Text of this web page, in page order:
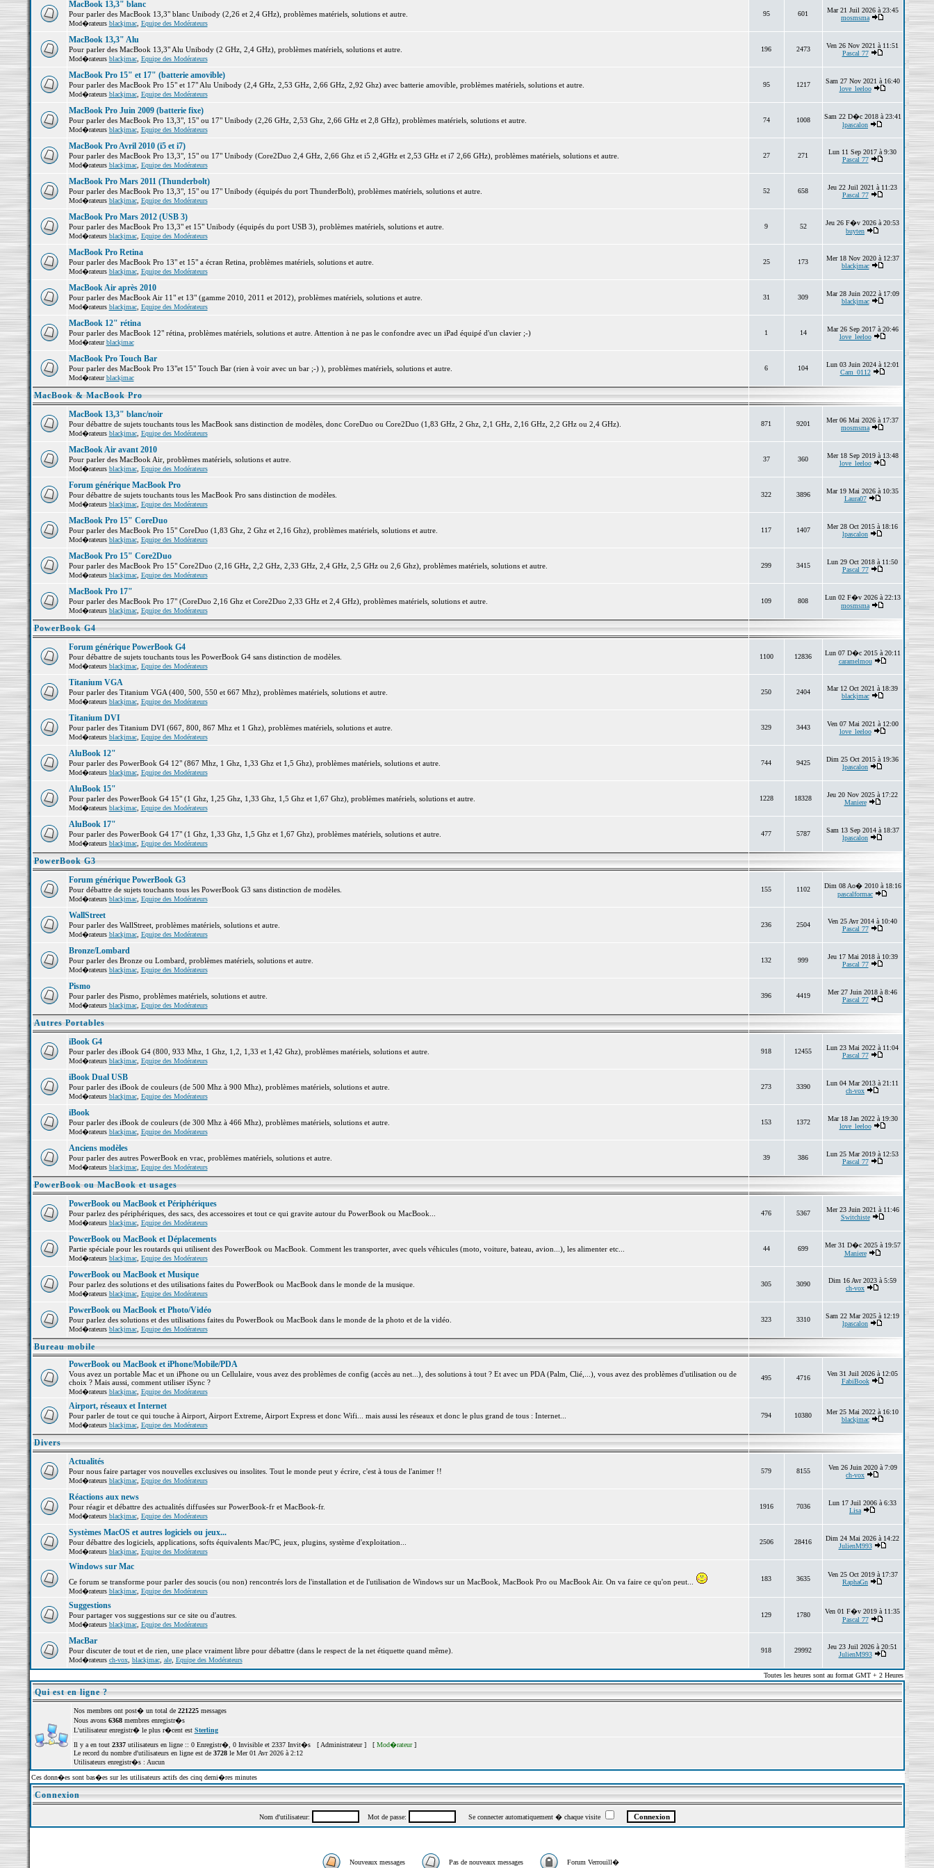
MacBook 13,3" blanc
Pour parler des MacBook 13,3" blanc Unibody (2,26 et 2,4 GHz), problèmes matériels, solutions et autre.
Mod�rateurs blackjmac, Equipe des Modérateurs
95 601
Mar 21 Juil 2026 à 23:45
mosmsma
MacBook 13,3" Alu
Pour parler des MacBook 13,3" Alu Unibody (2 GHz, 2,4 GHz), problèmes matériels, solutions et autre.
Mod�rateurs blackjmac, Equipe des Modérateurs
196 2473
Ven 26 Nov 2021 à 11:51
Pascal 77
MacBook Pro 15" et 17" (batterie amovible)
Pour parler des MacBook Pro 15" et 17" Alu Unibody (2,4 GHz, 2,53 GHz, 2,66 GHz, 2,92 Ghz) avec batterie amovible, problèmes matériels, solutions et autre.
Mod�rateurs blackjmac, Equipe des Modérateurs
95 1217
Sam 27 Nov 2021 à 16:40
love_leeloo
MacBook Pro Juin 2009 (batterie fixe)
Pour parler des MacBook Pro 13,3", 15" ou 17" Unibody (2,26 GHz, 2,53 Ghz, 2,66 GHz et 2,8 GHz), problèmes matériels, solutions et autre.
Mod�rateurs blackjmac, Equipe des Modérateurs
74 1008
Sam 22 D�c 2018 à 23:41
lpascalon
MacBook Pro Avril 2010 (i5 et i7)
Pour parler des MacBook Pro 13,3", 15" ou 17" Unibody (Core2Duo 2,4 GHz, 2,66 Ghz et i5 2,4GHz et 2,53 GHz et i7 2,66 GHz), problèmes matériels, solutions et autre.
Mod�rateurs blackjmac, Equipe des Modérateurs
27 271
Lun 11 Sep 2017 à 9:30
Pascal 77
MacBook Pro Mars 2011 (Thunderbolt)
Pour parler des MacBook Pro 13,3", 15" ou 17" Unibody (équipés du port ThunderBolt), problèmes matériels, solutions et autre.
Mod�rateurs blackjmac, Equipe des Modérateurs
52 658
Jeu 22 Juil 2021 à 11:23
Pascal 77
MacBook Pro Mars 2012 (USB 3)
Pour parler des MacBook Pro 13,3" et 15" Unibody (équipés du port USB 3), problèmes matériels, solutions et autre.
Mod�rateurs blackjmac, Equipe des Modérateurs
9 52
Jeu 26 F�v 2026 à 20:53
buyten
MacBook Pro Retina
Pour parler des MacBook Pro 13" et 15" a écran Retina, problèmes matériels, solutions et autre.
Mod�rateurs blackjmac, Equipe des Modérateurs
25 173
Mer 18 Nov 2020 à 12:37
blackjmac
MacBook Air après 2010
Pour parler des MacBook Air 11" et 13" (gamme 2010, 2011 et 2012), problèmes matériels, solutions et autre.
Mod�rateurs blackjmac, Equipe des Modérateurs
31 309
Mar 28 Juin 2022 à 17:09
blackjmac
MacBook 12" rétina
Pour parler des MacBook 12" rétina, problèmes matériels, solutions et autre. Attention à ne pas le confondre avec un iPad équipé d'un clavier ;-)
Mod�rateurblackjmac
1 14
Mar 26 Sep 2017 à 20:46
love_leeloo
MacBook Pro Touch Bar
Pour parler des MacBook Pro 13"et 15" Touch Bar (rien à voir avec un bar ;-) ), problèmes matériels, solutions et autre.
Mod�rateurblackjmac
6 104
Lun 03 Juin 2024 à 12:01
Cam_0112
MacBook & MacBook Pro
MacBook 13,3" blanc/noir
Pour débattre de sujets touchants tous les MacBook sans distinction de modèles, donc CoreDuo ou Core2Duo (1,83 GHz, 2 Ghz, 2,1 GHz, 2,16 GHz, 2,2 GHz ou 2,4 GHz).
Mod�rateurs blackjmac, Equipe des Modérateurs
871 9201
Mer 06 Mai 2026 à 17:37
mosmsma
MacBook Air avant 2010
Pour parler des MacBook Air, problèmes matériels, solutions et autre.
Mod�rateurs blackjmac, Equipe des Modérateurs
37 360
Mer 18 Sep 2019 à 13:48
love_leeloo
Forum générique MacBook Pro
Pour débattre de sujets touchants tous les MacBook Pro sans distinction de modèles.
Mod�rateurs blackjmac, Equipe des Modérateurs
322 3896
Mar 19 Mai 2026 à 10:35
Laura07
MacBook Pro 15" CoreDuo
Pour parler des MacBook Pro 15" CoreDuo (1,83 Ghz, 2 Ghz et 2,16 Ghz), problèmes matériels, solutions et autre.
Mod�rateurs blackjmac, Equipe des Modérateurs
117 1407
Mer 28 Oct 2015 à 18:16
lpascalon
MacBook Pro 15" Core2Duo
Pour parler des MacBook Pro 15" Core2Duo (2,16 GHz, 2,2 GHz, 2,33 GHz, 2,4 GHz, 2,5 GHz ou 2,6 Ghz), problèmes matériels, solutions et autre.
Mod�rateurs blackjmac, Equipe des Modérateurs
299 3415
Lun 29 Oct 2018 à 11:50
Pascal 77
MacBook Pro 17"
Pour parler des MacBook Pro 17" (CoreDuo 2,16 Ghz et Core2Duo 2,33 GHz et 2,4 GHz), problèmes matériels, solutions et autre.
Mod�rateurs blackjmac, Equipe des Modérateurs
109 808
Lun 02 F�v 2026 à 22:13
mosmsma
PowerBook G4
Forum générique PowerBook G4
Pour débattre de sujets touchants tous les PowerBook G4 sans distinction de modèles.
Mod�rateurs blackjmac, Equipe des Modérateurs
1100 12836
Lun 07 D�c 2015 à 20:11
caramelmou
Titanium VGA
Pour parler des Titanium VGA (400, 500, 550 et 667 Mhz), problèmes matériels, solutions et autre.
Mod�rateurs blackjmac, Equipe des Modérateurs
250 2404
Mar 12 Oct 2021 à 18:39
blackjmac
Titanium DVI
Pour parler des Titanium DVI (667, 800, 867 Mhz et 1 Ghz), problèmes matériels, solutions et autre.
Mod�rateurs blackjmac, Equipe des Modérateurs
329 3443
Ven 07 Mai 2021 à 12:00
love_leeloo
AluBook 12"
Pour parler des PowerBook G4 12" (867 Mhz, 1 Ghz, 1,33 Ghz et 1,5 Ghz), problèmes matériels, solutions et autre.
Mod�rateurs blackjmac, Equipe des Modérateurs
744 9425
Dim 25 Oct 2015 à 19:36
lpascalon
AluBook 15"
Pour parler des PowerBook G4 15" (1 Ghz, 1,25 Ghz, 1,33 Ghz, 1,5 Ghz et 1,67 Ghz), problèmes matériels, solutions et autre.
Mod�rateurs blackjmac, Equipe des Modérateurs
1228 18328
Jeu 20 Nov 2025 à 17:22
Maniere
AluBook 17"
Pour parler des PowerBook G4 17" (1 Ghz, 1,33 Ghz, 1,5 Ghz et 1,67 Ghz), problèmes matériels, solutions et autre.
Mod�rateurs blackjmac, Equipe des Modérateurs
477 5787
Sam 13 Sep 2014 à 18:37
lpascalon
PowerBook G3
Forum générique PowerBook G3
Pour débattre de sujets touchants tous les PowerBook G3 sans distinction de modèles.
Mod�rateurs blackjmac, Equipe des Modérateurs
155 1102
Dim 08 Ao� 2010 à 18:16
pascalformac
WallStreet
Pour parler des WallStreet, problèmes matériels, solutions et autre.
Mod�rateurs blackjmac, Equipe des Modérateurs
236 2504
Ven 25 Avr 2014 à 10:40
Pascal 77
Bronze/Lombard
Pour parler des Bronze ou Lombard, problèmes matériels, solutions et autre.
Mod�rateurs blackjmac, Equipe des Modérateurs
132 999
Jeu 17 Mai 2018 à 10:39
Pascal 77
Pismo
Pour parler des Pismo, problèmes matériels, solutions et autre.
Mod�rateurs blackjmac, Equipe des Modérateurs
396 4419
Mer 27 Juin 2018 à 8:46
Pascal 77
Autres Portables
iBook G4
Pour parler des iBook G4 (800, 933 Mhz, 1 Ghz, 1,2, 1,33 et 1,42 Ghz), problèmes matériels, solutions et autre.
Mod�rateurs blackjmac, Equipe des Modérateurs
918 12455
Lun 23 Mai 2022 à 11:04
Pascal 77
iBook Dual USB
Pour parler des iBook de couleurs (de 500 Mhz à 900 Mhz), problèmes matériels, solutions et autre.
Mod�rateurs blackjmac, Equipe des Modérateurs
273 3390
Lun 04 Mar 2013 à 21:11
ch-vox
iBook
Pour parler des iBook de couleurs (de 300 Mhz à 466 Mhz), problèmes matériels, solutions et autre.
Mod�rateurs blackjmac, Equipe des Modérateurs
153 1372
Mar 18 Jan 2022 à 19:30
love_leeloo
Anciens modèles
Pour parler des autres PowerBook en vrac, problèmes matériels, solutions et autre.
Mod�rateurs blackjmac, Equipe des Modérateurs
39 386
Lun 25 Mar 2019 à 12:53
Pascal 77
PowerBook ou MacBook et usages
PowerBook ou MacBook et Périphériques
Pour parlez des périphériques, des sacs, des accessoires et tout ce qui gravite autour du PowerBook ou MacBook...
Mod�rateurs blackjmac, Equipe des Modérateurs
476 5367
Mer 23 Juin 2021 à 11:46
Switchiste
PowerBook ou MacBook et Déplacements
Partie spéciale pour les routards qui utilisent des PowerBook ou MacBook. Comment les transporter, avec quels véhicules (moto, voiture, bateau, avion...), les alimenter etc...
Mod�rateurs blackjmac, Equipe des Modérateurs
44 699
Mer 31 D�c 2025 à 19:57
Maniere
PowerBook ou MacBook et Musique
Pour parlez des solutions et des utilisations faites du PowerBook ou MacBook dans le monde de la musique.
Mod�rateurs blackjmac, Equipe des Modérateurs
305 3090
Dim 16 Avr 2023 à 5:59
ch-vox
PowerBook ou MacBook et Photo/Vidéo
Pour parlez des solutions et des utilisations faites du PowerBook ou MacBook dans le monde de la photo et de la vidéo.
Mod�rateurs blackjmac, Equipe des Modérateurs
323 3310
Sam 22 Mar 2025 à 12:19
lpascalon
Bureau mobile
PowerBook ou MacBook et iPhone/Mobile/PDA
Vous avez un portable Mac et un iPhone ou un Cellulaire, vous avez des problèmes de config (accès au net...), des solutions à tout ? Et avec un PDA (Palm, Clié,...), vous avez des problèmes d'utilisation ou de
choix ? Mais aussi, comment utiliser iSync ?
Mod�rateurs blackjmac, Equipe des Modérateurs
495 4716
Ven 31 Juil 2026 à 12:05
FabiBook
Airport, réseaux et Internet
Pour parler de tout ce qui touche à Airport, Airport Extreme, Airport Express et donc Wifi... mais aussi les réseaux et donc le plus grand de tous : Internet...
Mod�rateurs blackjmac, Equipe des Modérateurs
794 10380
Mer 25 Mai 2022 à 16:10
blackjmac
Divers
Actualités
Pour nous faire partager vos nouvelles exclusives ou insolites. Tout le monde peut y écrire, c'est à tous de l'animer !!
Mod�rateurs blackjmac, Equipe des Modérateurs
579 8155
Ven 26 Juin 2020 à 7:09
ch-vox
Réactions aux news
Pour réagir et débattre des actualités diffusées sur PowerBook-fr et MacBook-fr.
Mod�rateurs blackjmac, Equipe des Modérateurs
1916 7036
Lun 17 Juil 2006 à 6:33
Lisa
Systèmes MacOS et autres logiciels ou jeux...
Pour débattre des logiciels, applications, softs équivalents Mac/PC, jeux, plugins, système d'exploitation...
Mod�rateurs blackjmac, Equipe des Modérateurs
2506 28416
Dim 24 Mai 2026 à 14:22
JulienM993
Windows sur Mac
Ce forum se transforme pour parler des soucis (ou non) rencontrés lors de l'installation et de l'utilisation de Windows sur un MacBook, MacBook Pro ou MacBook Air. On va faire ce qu'on peut...
Mod�rateurs blackjmac, Equipe des Modérateurs
183 3635
Ven 25 Oct 2019 à 17:37
RaphaGn
Suggestions
Pour partager vos suggestions sur ce site ou d'autres.
Mod�rateurs blackjmac, Equipe des Modérateurs
129 1780
Ven 01 F�v 2019 à 11:35
Pascal 77
MacBar
Pour discuter de tout et de rien, une place vraiment libre pour débattre (dans le respect de la net étiquette quand même).
Mod�rateurs ch-vox, blackjmac, ale, Equipe des Modérateurs
918 29992
Jeu 23 Juil 2026 à 20:51
JulienM993
Toutes les heures sont au format GMT + 2 Heures
Qui est en ligne ?
Nos membres ont post� un total de 221225messages
Nous avons 6368membres enregistr�s
L'utilisateur enregistr� le plus r�cent est Sterling
Il y a en tout 2337utilisateurs en ligne :: 0 Enregistr�, 0 Invisible et 2337 Invit�s [ Administrateur] [ Mod�rateur]
Le record du nombre d'utilisateurs en ligne est de 3728le Mer 01 Avr 2026 à 2:12
Utilisateurs enregistr�s : Aucun
Ces donn�es sont bas�es sur les utilisateurs actifs des cinq derni�res minutes
Connexion
Nom d'utilisateur: Mot de passe: Se connecter automatiquement � chaque visite
Nouveaux messages Pas de nouveaux messages Forum Verrouill�